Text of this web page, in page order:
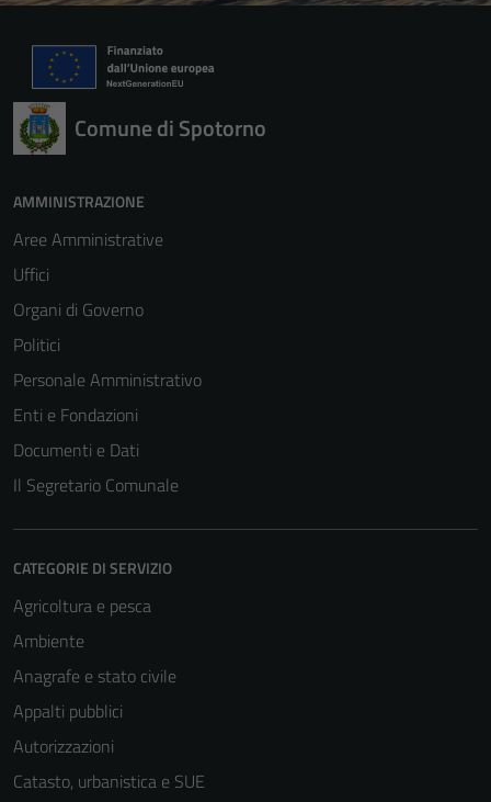
Comune di Spotorno
AMMINISTRAZIONE
Aree Amministrative
Uffici
Organi di Governo
Politici
Personale Amministrativo
Enti e Fondazioni
Documenti e Dati
Il Segretario Comunale
CATEGORIE DI SERVIZIO
Agricoltura e pesca
Ambiente
Anagrafe e stato civile
Appalti pubblici
Autorizzazioni
Catasto, urbanistica e SUE